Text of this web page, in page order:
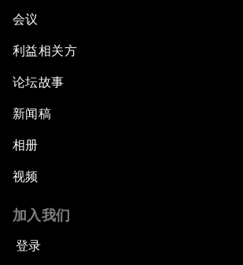
会议
利益相关方
论坛故事
新闻稿
相册
视频
加入我们
登录